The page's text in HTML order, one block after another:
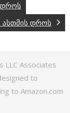
დროს
ასთმის დროს
LLC Associates
to
to Amazon.com